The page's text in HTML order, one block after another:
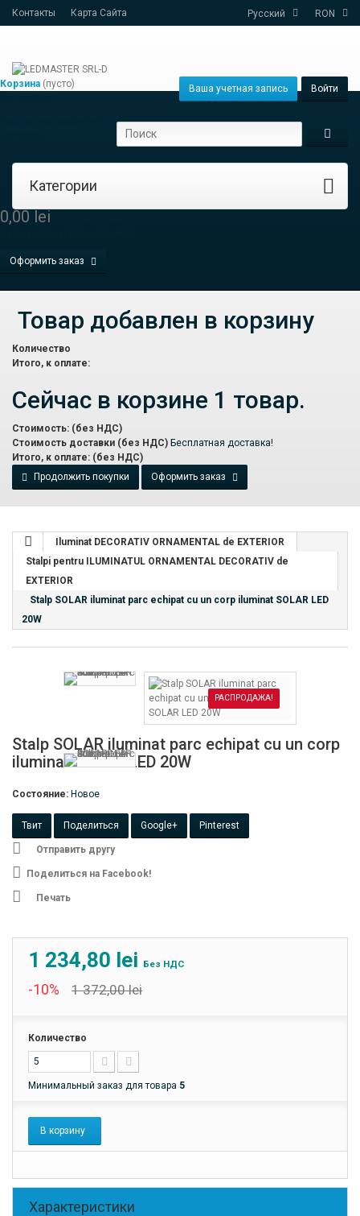
RON
Русский
Контакты Карта Сайта
Войти
Ваша учетная запись
Категории
Корзина (пусто)
0,00 lei
Оформить заказ
Товар добавлен в корзину
Количество
Итого, к оплате:
Сейчас в корзине 1 товар.
Стоимость: (без НДС)
Стоимость доставки (без НДС) Бесплатная доставка!
Итого, к оплате: (без НДС)
Продолжить покупки
Оформить заказ
Iluminat DECORATIV ORNAMENTAL de EXTERIOR
Stalpi pentru ILUMINATUL ORNAMENTAL DECORATIV de
EXTERIOR
Stalp SOLAR iluminat parc echipat cu un corp iluminat SOLAR LED
20W
РАСПРОДАЖА!
Stalp SOLAR iluminat parc echipat cu un corp
iluminat SOLAR LED 20W
Состояние: Новое
Твит Поделиться Google+ Pinterest
Отправить другу
Поделиться на Facebook!
Печать
1 234,80 lei Без НДС
-10% 1 372,00 lei
Количество
Минимальный заказ для товара 5
В корзину
Характеристики